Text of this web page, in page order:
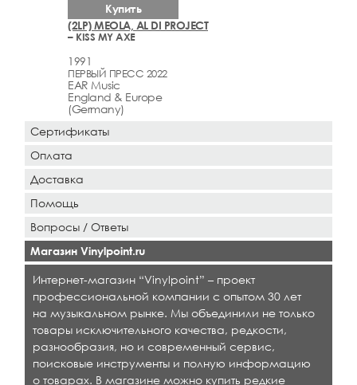
(2LP) MEOLA, AL DI PROJECT
– KISS MY AXE
1991
ПЕРВЫЙ ПРЕСС 2022
EAR Music
England & Europe
(Germany)
Купить
Сертификаты
Оплата
Доставка
Помощь
Вопросы / Ответы
Магазин Vinylpoint.ru
Интернет-магазин “Vinylpoint” – проект
профессиональной компании с опытом 30 лет
на музыкальном рынке. Мы объединили не только
товары исключительного качества, редкости,
разнообразия, но и современный сервис,
поисковые инструменты и полную информацию
о товарах. В магазине можно купить редкие